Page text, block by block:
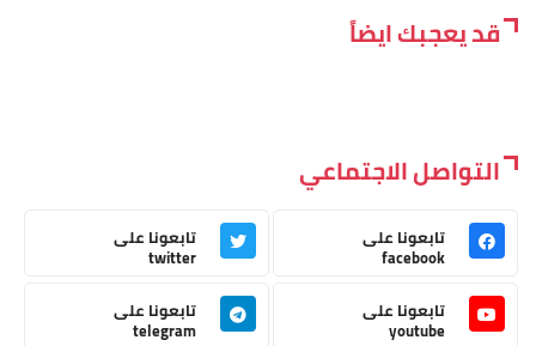
قد يعجبك ايضاً
التواصل الاجتماعي
تابعونا على
facebook
تابعونا على
twitter
تابعونا على
youtube
تابعونا على
telegram